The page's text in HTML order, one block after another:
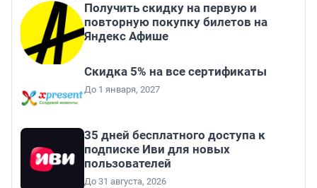
Получить скидку на первую и
повторную покупку билетов на
Яндекс Афише
Скидка 5% на все сертификаты
До 1 января, 2027
35 дней бесплатного доступа к
подписке Иви для новых
пользователей
До 31 августа, 2026